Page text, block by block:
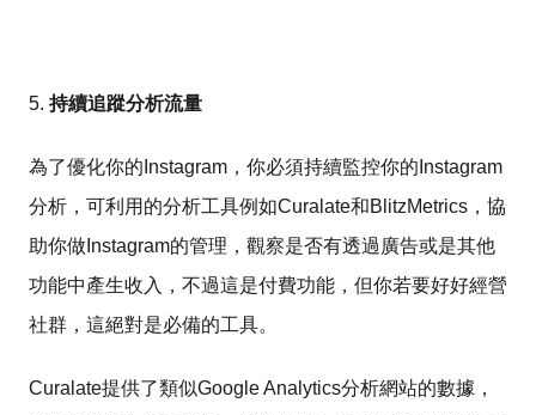
5. 持續追蹤分析流量
為了優化你的Instagram，你必須持續監控你的Instagram
分析，可利用的分析工具例如Curalate和BlitzMetrics，協
助你做Instagram的管理，觀察是否有透過廣告或是其他
功能中產生收入，不過這是付費功能，但你若要好好經營
社群，這絕對是必備的工具。
Curalate提供了類似Google Analytics分析網站的數據，